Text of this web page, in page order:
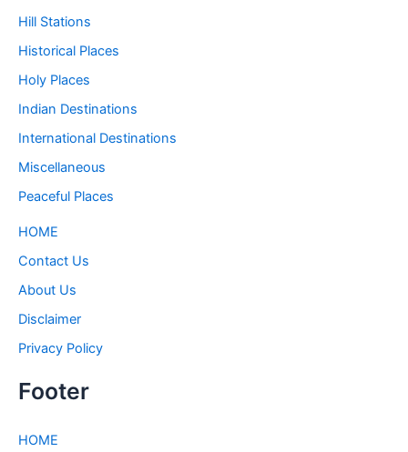
Hill Stations
Historical Places
Holy Places
Indian Destinations
International Destinations
Miscellaneous
Peaceful Places
HOME
Contact Us
About Us
Disclaimer
Privacy Policy
Footer
HOME